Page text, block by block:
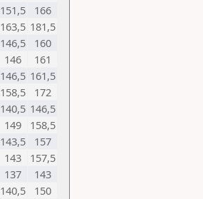
151,5
166
163,5 181,5
146,5
160
146
161
146,5 161,5
158,5
172
140,5 146,5
149
158,5
143,5
157
143
157,5
137
143
140,5
150